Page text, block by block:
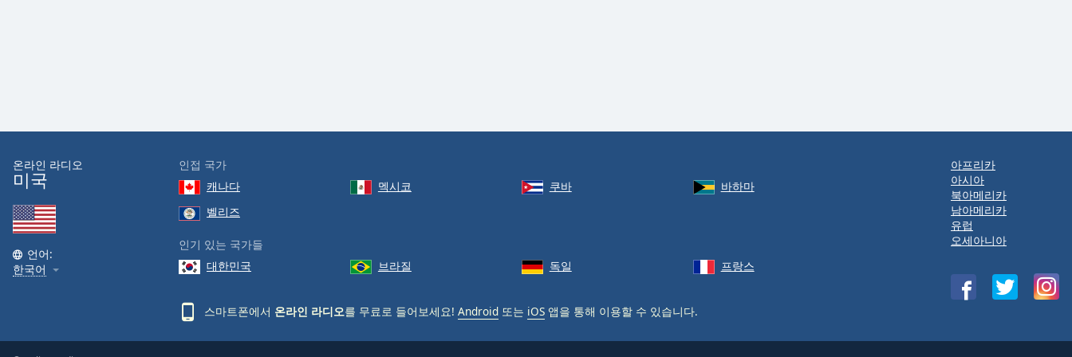
Opacity
Text
Color
Opacity
Background
온라인 라디오
미국
언어:
한국어
인접 국가
캐나다
멕시코 쿠바
바하마
벨리즈
인기 있는 국가들
대한민국
브라질 독일 프랑스
스마트폰에서 온라인 라디오를 무료로 들어보세요! Android 또는 iOS 앱을 통해 이용할 수 있습니다.
아프리카
아시아
북아메리카
남아메리카
유럽
오세아니아